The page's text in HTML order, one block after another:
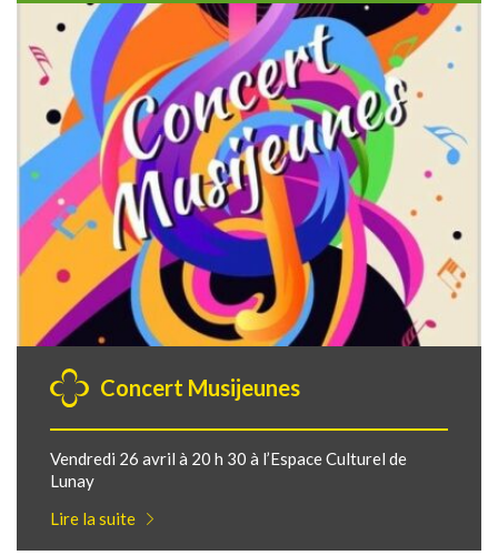
Concert Musijeunes
Vendredi 26 avril à 20 h 30 à l’Espace Culturel de
Lunay
Lire la suite